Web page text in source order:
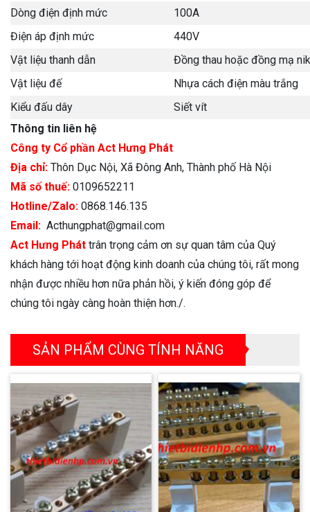
Dòng điện định mức
100A
Điện áp định mức
440V
Vật liệu thanh dẫn
Đồng thau hoặc đồng mạ
Vật liệu đế
Nhựa cách điện màu trắng
Kiểu đấu dây
Siết vít
Thông tin liên hệ
Công ty Cổ phần Act Hưng Phát
Địa chỉ: Thôn Dục Nội, Xã Đông Anh, Thành phố Hà Nội
Mã số thuế: 0109652211
Hotline/Zalo: 0868.146.135
Email: Acthungphat@gmail.com
Act Hưng Phát trân trọng cảm ơn sự quan tâm của Quý
khách hàng tới hoạt động kinh doanh của chúng tôi, rất mong
nhận được nhiều hơn nữa phản hồi, ý kiến đóng góp để
chúng tôi ngày càng hoàn thiện hơn./.
SẢN PHẨM CÙNG TÍNH NĂNG